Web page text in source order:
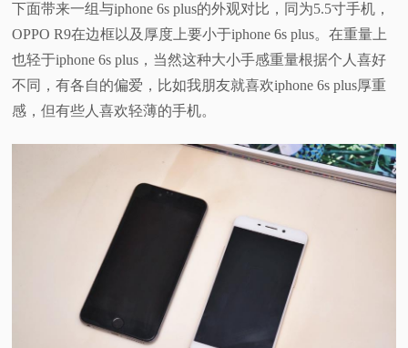
下面带来一组与iphone 6s plus的外观对比，同为5.5寸手机，
OPPO R9在边框以及厚度上要小于iphone 6s plus。在重量上
也轻于iphone 6s plus，当然这种大小手感重量根据个人喜好
不同，有各自的偏爱，比如我朋友就喜欢iphone 6s plus厚重
感，但有些人喜欢轻薄的手机。